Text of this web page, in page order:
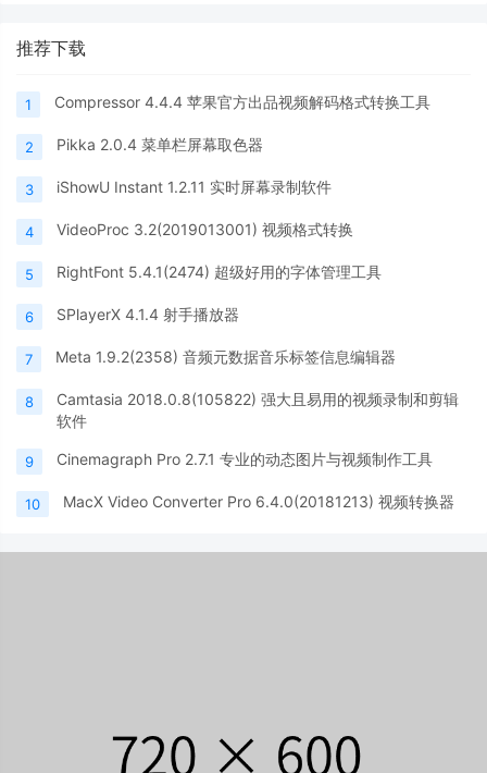
推荐下载
1 Compressor 4.4.4 苹果官方出品视频解码格式转换工具
2 Pikka 2.0.4 菜单栏屏幕取色器
3 iShowU Instant 1.2.11 实时屏幕录制软件
4 VideoProc 3.2(2019013001) 视频格式转换
5 RightFont 5.4.1(2474) 超级好用的字体管理工具
6 SPlayerX 4.1.4 射手播放器
7 Meta 1.9.2(2358) 音频元数据音乐标签信息编辑器
8
Camtasia 2018.0.8(105822) 强大且易用的视频录制和剪辑
软件
9 Cinemagraph Pro 2.7.1 专业的动态图片与视频制作工具
10 MacX Video Converter Pro 6.4.0(20181213) 视频转换器